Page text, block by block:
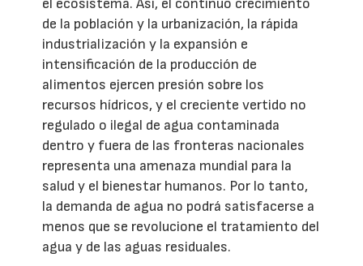
el ecosistema. Así, el continuo crecimiento
de la población y la urbanización, la rápida
industrialización y la expansión e
intensificación de la producción de
alimentos ejercen presión sobre los
recursos hídricos, y el creciente vertido no
regulado o ilegal de agua contaminada
dentro y fuera de las fronteras nacionales
representa una amenaza mundial para la
salud y el bienestar humanos. Por lo tanto,
la demanda de agua no podrá satisfacerse a
menos que se revolucione el tratamiento del
agua y de las aguas residuales.